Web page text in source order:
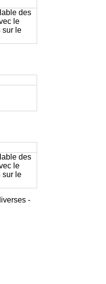
des
le
sur le
des
le
sur le
-